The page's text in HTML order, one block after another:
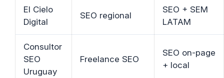
El Cielo
Digital
SEO regional
SEO + SEM
LATAM
Consultor
SEO
Uruguay
Freelance SEO
SEO on-page
+ local